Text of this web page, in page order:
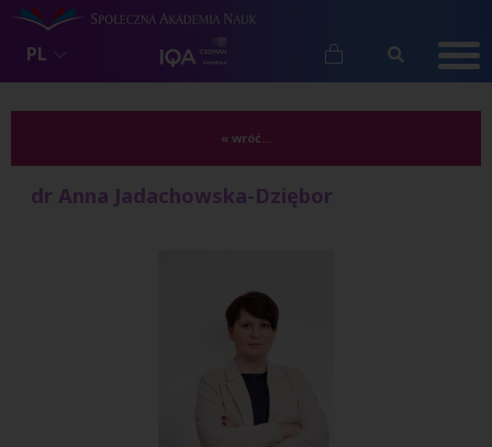
PL
« wróć...
dr Anna Jadachowska-Dziębor